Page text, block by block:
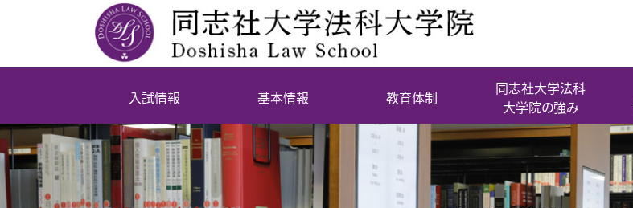
入試情報 基本情報 教育体制
同志社大学法科
大学院の強み